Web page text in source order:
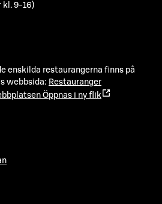
kl. 9-16)
enskilda restaurangerna finns på
webbsida: Restauranger
Öppnas i ny flik